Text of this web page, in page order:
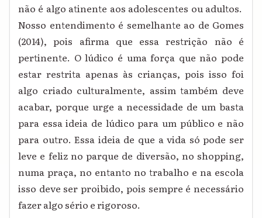
não é algo atinente aos adolescentes ou adultos.
Nosso entendimento é semelhante ao de Gomes
(2014), pois afirma que essa restrição não é
pertinente. O lúdico é uma força que não pode
estar restrita apenas às crianças, pois isso foi
algo criado culturalmente, assim também deve
acabar, porque urge a necessidade de um basta
para essa ideia de lúdico para um público e não
para outro. Essa ideia de que a vida só pode ser
leve e feliz no parque de diversão, no shopping,
numa praça, no entanto no trabalho e na escola
isso deve ser proibido, pois sempre é necessário
fazer algo sério e rigoroso.